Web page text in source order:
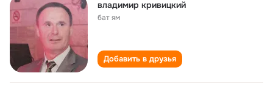
владимир кривицкий
бат ям
Добавить в друзья